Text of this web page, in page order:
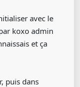
avec le
koxo admin
et ça
puis dans